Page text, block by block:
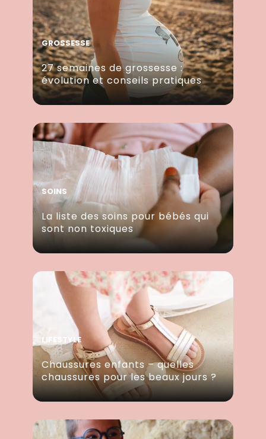
GROSSESSE
27 semaines de grossesse :
évolution et conseils pratiques
SOINS
La liste des soins pour bébés qui
sont non toxiques
LIFESTYLE
Chaussures enfants – quelles
chaussures pour les beaux jours ?